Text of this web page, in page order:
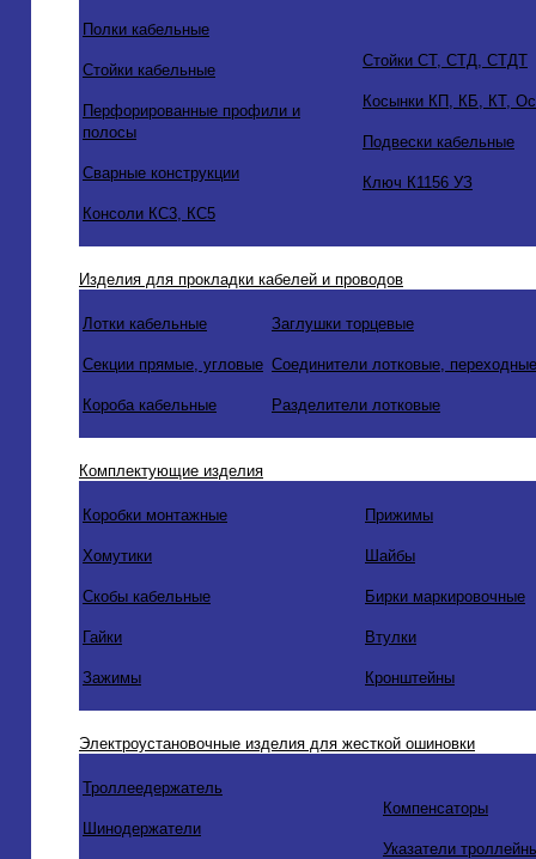
Полки кабельные
Стойки кабельные
Перфорированные профили и
полосы
Сварные конструкции
Консоли КС3, КС5
Стойки СТ, СТД, СТДТ
Косынки КП, КБ, КТ,
Подвески кабельные
Ключ К1156 УЗ
Изделия для прокладки кабелей и проводов
Лотки кабельные
Секции прямые, угловые
Короба кабельные
Заглушки торцевые
Соединители лотковые,
Разделители лотковые
Комплектующие изделия
Коробки монтажные
Хомутики
Скобы кабельные
Гайки
Зажимы
Прижимы
Шайбы
Бирки маркировочные
Втулки
Кронштейны
Электроустановочные изделия для жесткой ошиновки
Троллеедержатель
Шинодержатели
Компенсаторы
Указатели